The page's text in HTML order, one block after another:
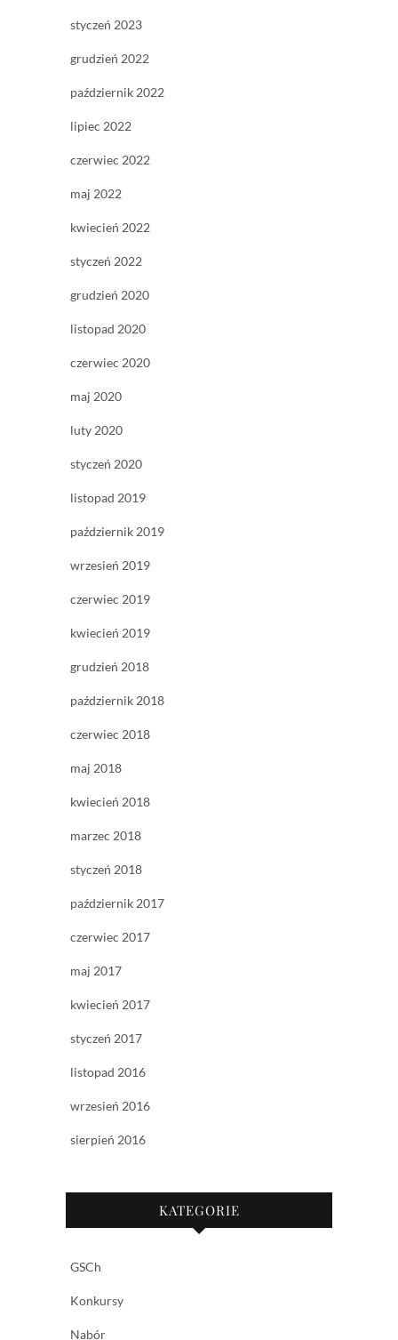
styczeń 2023
grudzień 2022
październik 2022
lipiec 2022
czerwiec 2022
maj 2022
kwiecień 2022
styczeń 2022
grudzień 2020
listopad 2020
czerwiec 2020
maj 2020
luty 2020
styczeń 2020
listopad 2019
październik 2019
wrzesień 2019
czerwiec 2019
kwiecień 2019
grudzień 2018
październik 2018
czerwiec 2018
maj 2018
kwiecień 2018
marzec 2018
styczeń 2018
październik 2017
czerwiec 2017
maj 2017
kwiecień 2017
styczeń 2017
listopad 2016
wrzesień 2016
sierpień 2016
KATEGORIE
GSCh
Konkursy
Nabór